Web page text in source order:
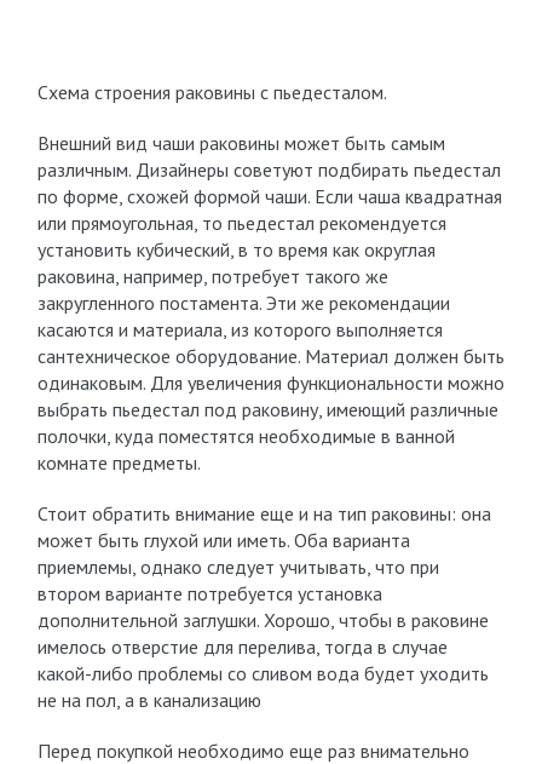
Схема строения раковины с пьедесталом.
Внешний вид чаши раковины может быть самым
различным. Дизайнеры советуют подбирать пьедестал
по форме, схожей формой чаши. Если чаша квадратная
или прямоугольная, то пьедестал рекомендуется
установить кубический, в то время как округлая
раковина, например, потребует такого же
закругленного постамента. Эти же рекомендации
касаются и материала, из которого выполняется
сантехническое оборудование. Материал должен быть
одинаковым. Для увеличения функциональности можно
выбрать пьедестал под раковину, имеющий различные
полочки, куда поместятся необходимые в ванной
комнате предметы.
Стоит обратить внимание еще и на тип раковины: она
может быть глухой или иметь. Оба варианта
приемлемы, однако следует учитывать, что при
втором варианте потребуется установка
дополнительной заглушки. Хорошо, чтобы в раковине
имелось отверстие для перелива, тогда в случае
какой-либо проблемы со сливом вода будет уходить
не на пол, а в канализацию
Перед покупкой необходимо еще раз внимательно